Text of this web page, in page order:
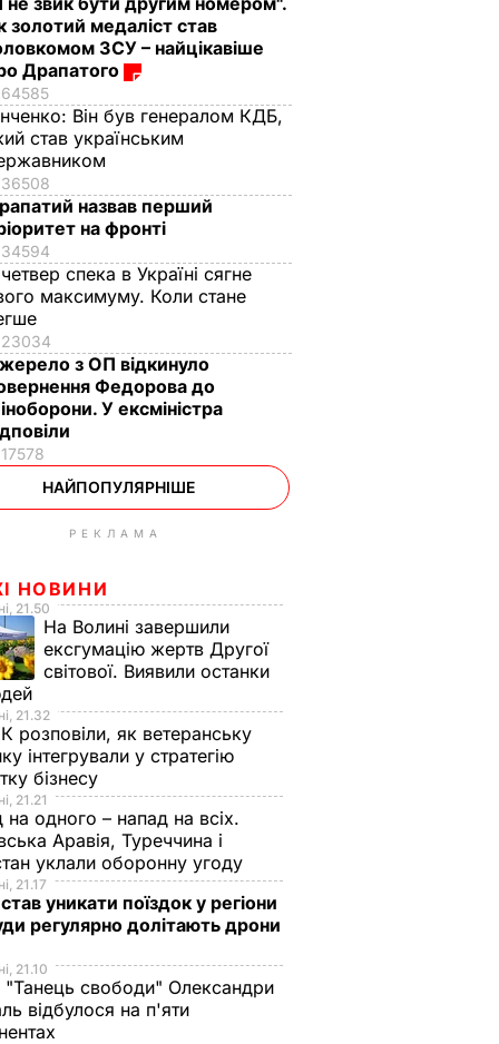
золотий медаліст став
ЗСУ – найцікавіше
Драпатого
64585
Він був генералом КДБ,
став українським
36508
назвав перший
на фронті
34594
спека в Україні сягне
максимуму. Коли стане
23034
з ОП відкинуло
Федорова до
У ексміністра
17578
НАЙПОПУЛЯРНІШЕ
РЕКЛАМА
НОВИНИ
21.50
На Волині завершили
ексгумацію жертв Другої
світової. Виявили останки
21.32
розповіли, як ветеранську
інтегрували у стратегію
бізнесу
21.21
на одного – напад на всіх.
Аравія, Туреччина і
уклали оборонну угоду
21.17
уникати поїздок у регіони
регулярно долітають дрони
21.10
"Танець свободи" Олександри
відбулося на п'яти